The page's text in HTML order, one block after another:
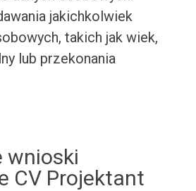
jakichkolwiek
takich jak wiek,
lub przekonania
wnioski
CV Projektant